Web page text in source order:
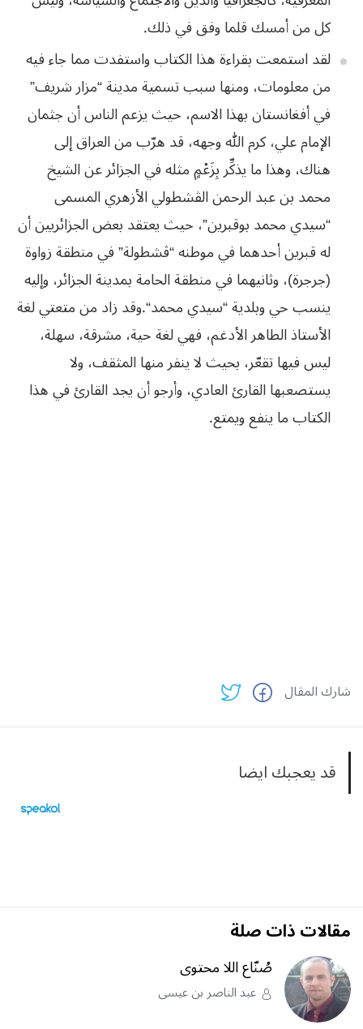
كل من أمسك قلما وفق في ذلك.
لقد استمعت بقراءةهذا الكتاب واستفدت مما جاء فيه
من معلومات، ومنها سبب تسمية مدينة “مزار شريف”
فيأفغانستان بهذا الاسم، حيث يزعم الناس أن جثمان
الإمام علي، كرم الله وجهه، قد هرّبمن العراق إلى
هناك، وهذا ما يذكِّر بِزَعْمٍ مثله في الجزائر عن الشيخ
محمد بن عبدالرحمن الڤشطولي الأزهري المسمى
“سيدي محمد بوقبرين”، حيث يعتقد بعض الجزائريين أن
له قبرين أحدهما في موطنه “ڤشطولة” في منطقة زواوة
(جرجرة)، وثانيهما في منطقةالحامة بمدينة الجزائر، وإليه
ينسب حي وبلدية “سيدي محمد“.وقد زاد من متعتيلغة
الأستاذ الطاهر الأدغم، فهي لغة حية، مشرقة، سهلة،
ليس فيها تقعّر، بحيث لاينفر منها المثقف، ولا
يستصعبها القارئ العادي، وأرجو أن يجد القارئ في هذا
الكتابما ينفع ويمتع.
شارك المقال
قد يعجبك ايضا
مقالات ذات صلة
صُنّاع اللا محتوى
عبد الناصر بن عيسى